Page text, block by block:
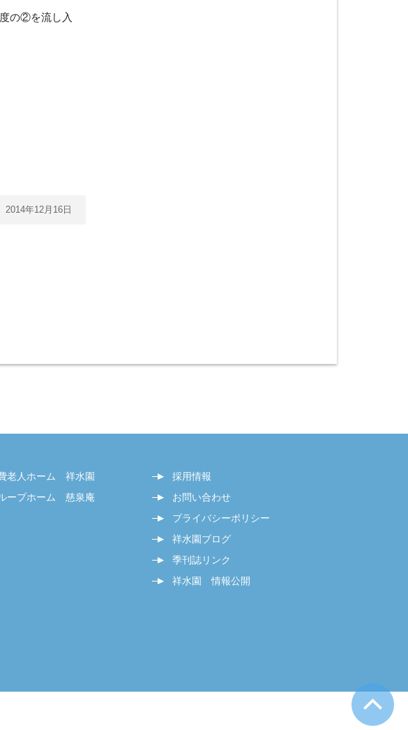
の②を流し入
2014年12月16日
老人ホーム 祥水園
ープホーム 慈泉庵
採用情報
お問い合わせ
プライバシーポリシー
祥水園ブログ
季刊誌リンク
祥水園 情報公開